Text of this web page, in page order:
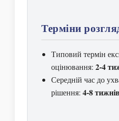
Терміни
Типовий термін
оцінювання: 2-4
Середній час до
рішення: 4-8 тижнів